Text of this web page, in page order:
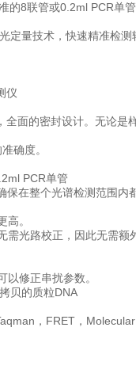
的8联管或0.2ml PCR单管
量技术，快速精准检测
的密封设计。无论是
确度。
PCR单管
整个光谱检测范围内
。
光路校正，因此无需额
修正串扰参数。
贝的质粒DNA
，FRET，